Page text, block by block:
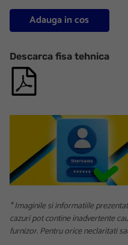
Adauga in cos
Descarca fisa tehnica
* Imaginile si informatiile
cazuri pot contine inadvertente
furnizor. Pentru orice neclaritati